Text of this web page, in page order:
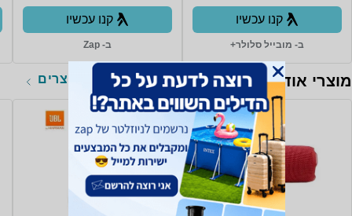
קנו עכשיו
ב- מובייל סלולר+
קנו עכשיו
ב- Zap
מוצרי אודיו לכל המוצרים